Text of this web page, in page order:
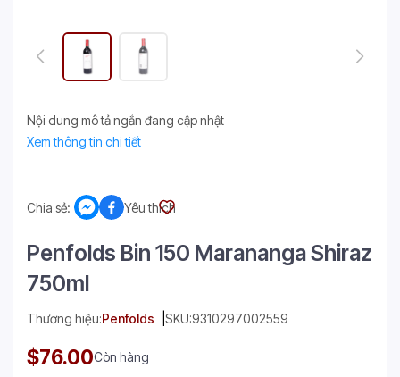
Nội dung mô tả ngắn đang cập nhật
Xem thông tin chi tiết
Chia sẻ: Yêu thích
Penfolds Bin 150 Marananga Shiraz
750ml
Thương hiệu:Penfolds SKU:9310297002559
$76.00Còn hàng